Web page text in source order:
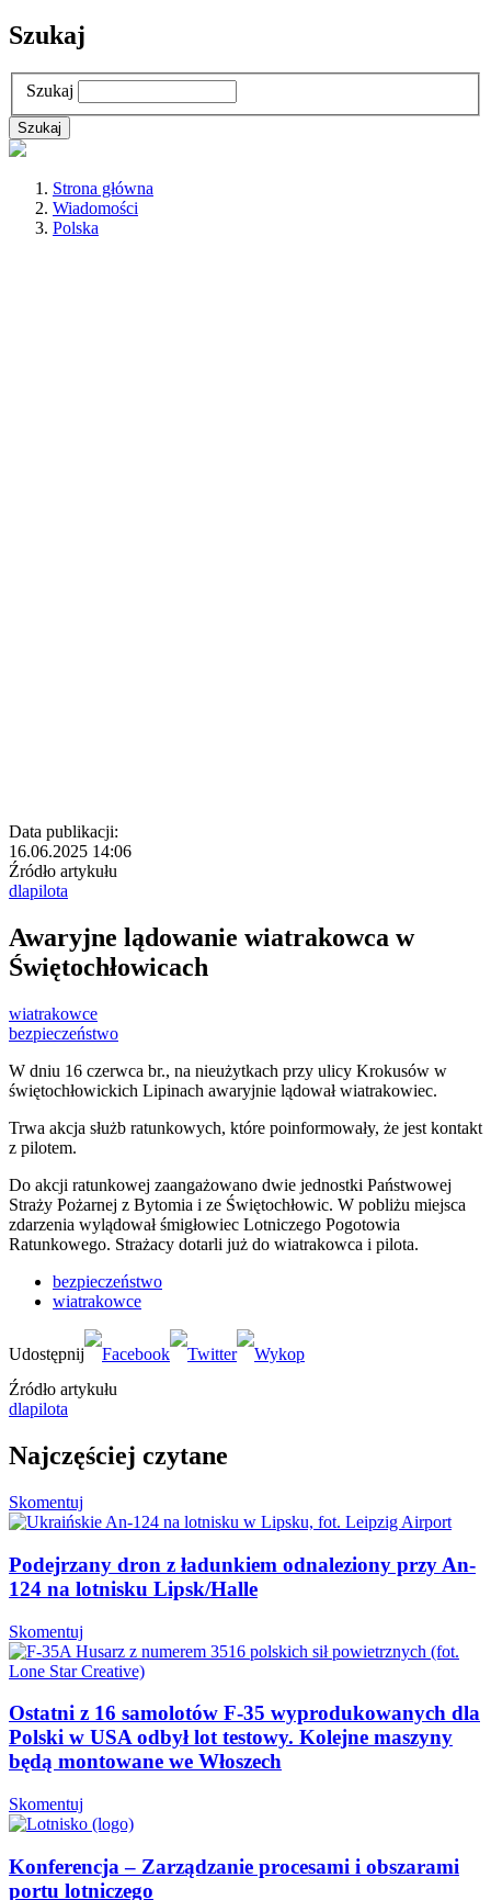
Szukaj
Szukaj
Strona główna
Wiadomości
Polska
Data publikacji:
16.06.2025 14:06
Źródło artykułu
dlapilota
Awaryjne lądowanie wiatrakowca w
Świętochłowicach
wiatrakowce
bezpieczeństwo
W dniu 16 czerwca br., na nieużytkach przy ulicy Krokusów w
świętochłowickich Lipinach awaryjnie lądował wiatrakowiec.
Trwa akcja służb ratunkowych, które poinformowały, że jest kontakt
z pilotem.
Do akcji ratunkowej zaangażowano dwie jednostki Państwowej
Straży Pożarnej z Bytomia i ze Świętochłowic. W pobliżu miejsca
zdarzenia wylądował śmigłowiec Lotniczego Pogotowia
Ratunkowego. Strażacy dotarli już do wiatrakowca i pilota.
bezpieczeństwo
wiatrakowce
Źródło artykułu
dlapilota
Najczęściej czytane
Skomentuj
Podejrzany dron z ładunkiem odnaleziony przy An-
124 na lotnisku Lipsk/Halle
Skomentuj
Ostatni z 16 samolotów F-35 wyprodukowanych dla
Polski w USA odbył lot testowy. Kolejne maszyny
będą montowane we Włoszech
Skomentuj
Konferencja – Zarządzanie procesami i obszarami
portu lotniczego